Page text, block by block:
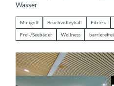
Wasser
Minigolf Beachvolleyball Fitness
Frei-/Seebäder Wellness barrierefrei